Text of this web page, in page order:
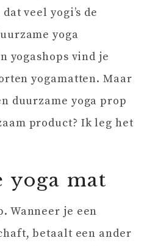
veel yogi’s de
yoga
yogashops vind je
yogamatten. Maar
duurzame yoga prop
product? Ik leg het
yoga mat
Wanneer je een
betaalt een ander